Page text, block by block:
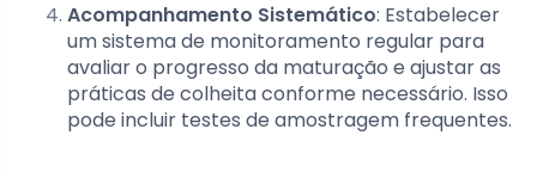
Acompanhamento Sistemático: Estabelecer
um sistema de monitoramento regular para
avaliar o progresso da maturação e ajustar as
práticas de colheita conforme necessário. Isso
pode incluir testes de amostragem frequentes.